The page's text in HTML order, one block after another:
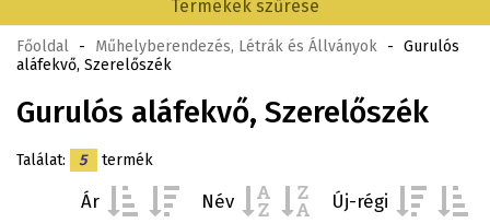
Termékek szűrése
Főoldal - Műhelyberendezés, Létrák és Állványok - Gurulós
aláfekvő, Szerelőszék
Gurulós aláfekvő, Szerelőszék
Találat: 5 termék
Ár Név Új-régi